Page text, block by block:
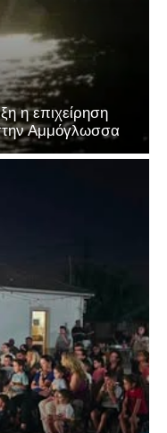
η επιχείρηση
Αμμόγλωσσα